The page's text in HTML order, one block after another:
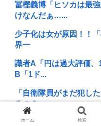
冨樫義博「ヒソカは最
けなんだぁ…...
少子化は女が原因！！
界一
識者A「円は過大評価
B「1ド...
「自衛隊員がまだ犯し
るの？
シャトレーゼのアイス
ホーム 検索